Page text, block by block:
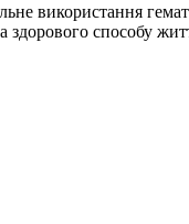
використання
здорового способу